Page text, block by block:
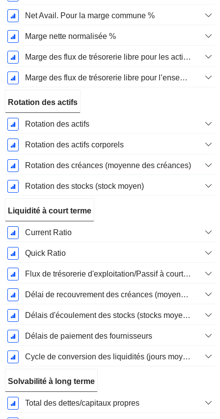
Net Avail. Pour la marge commune %
Marge nette normalisée %
Marge des flux de trésorerie libre pour les actionnaires
Marge des flux de trésorerie libre pour l’ensemble des pourvoyeurs de fonds
Rotation des actifs
Rotation des actifs
Rotation des actifs corporels
Rotation des créances (moyenne des créances)
Rotation des stocks (stock moyen)
Liquidité à court terme
Current Ratio
Quick Ratio
Flux de trésorerie d'exploitation/Passif à court terme
Délai de recouvrement des créances (moyenne des créances)
Délais d'écoulement des stocks (stocks moyens)
Délais de paiement des fournisseurs
Cycle de conversion des liquidités (jours moyens)
Solvabilité à long terme
Total des dettes/capitaux propres